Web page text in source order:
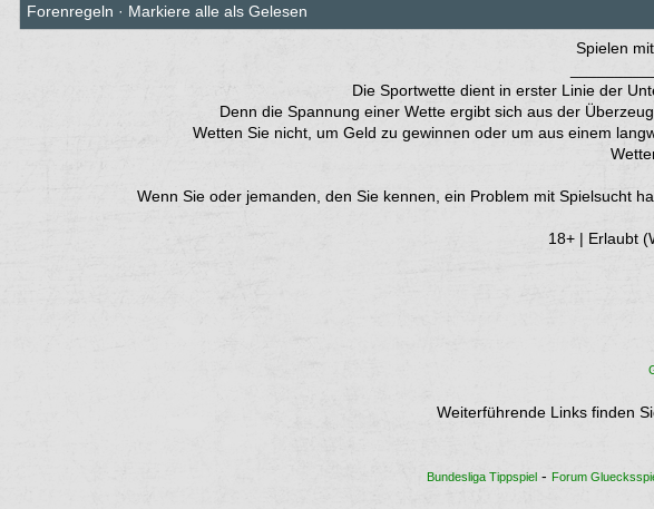
Forenregeln · Markiere alle als Gelesen
Spielen
Die Sportwette dient in erster Linie der
Denn die Spannung einer Wette ergibt sich aus der
Wetten Sie nicht, um Geld zu gewinnen oder um aus einem
Wenn Sie oder jemanden, den Sie kennen, ein Problem mit Spielsucht
18+ | Erlaubt
Weiterführende Links finden
Bundesliga Tippspiel - Forum